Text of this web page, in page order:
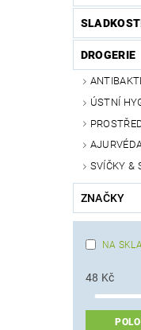
DROGERIE
ÚSTNÍ
SVÍČKY &
ZNAČKY
NA
48 Kč